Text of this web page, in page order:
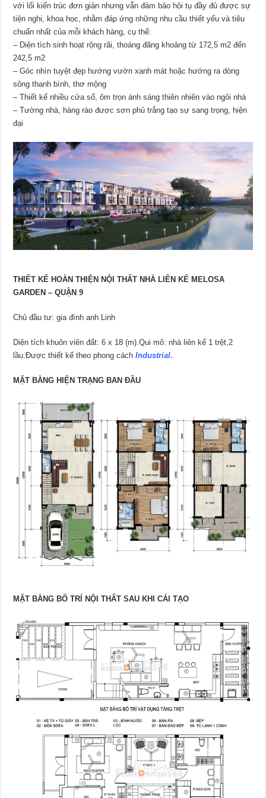
với lối kiến trúc đơn giản nhưng vẫn đảm bảo hội tụ đầy đủ được sự
tiện nghi, khoa học, nhằm đáp ứng những nhu cầu thiết yếu và tiêu
chuẩn nhất của mỗi khách hàng, cụ thể:
– Diện tích sinh hoạt rộng rãi, thoáng đãng khoảng từ 172,5 m2 đến
242,5 m2
– Góc nhìn tuyệt đẹp hướng vườn xanh mát hoặc hướng ra dòng
sông thanh bình, thơ mộng
– Thiết kế nhiều cửa sổ, ôm trọn ánh sáng thiên nhiên vào ngôi nhà
– Tường nhà, hàng rào được sơn phủ trắng tạo sự sang trọng, hiện
đại
THIẾT KẾ HOÀN THIỆN NỘI THẤT NHÀ LIÊN KẾ MELOSA
GARDEN – QUẬN 9
Chủ đầu tư: gia đình anh Linh
Diện tích khuôn viên đất: 6 x 18 (m).Qui mô: nhà liên kế 1 trệt,2
lầu.Được thiết kế theo phong cáchIndustrial.
MẶT BẰNG HIỆN TRẠNG BAN ĐẦU
MẶT BẰNG BỐ TRÍ NỘI THẤT SAU KHI CẢI TẠO